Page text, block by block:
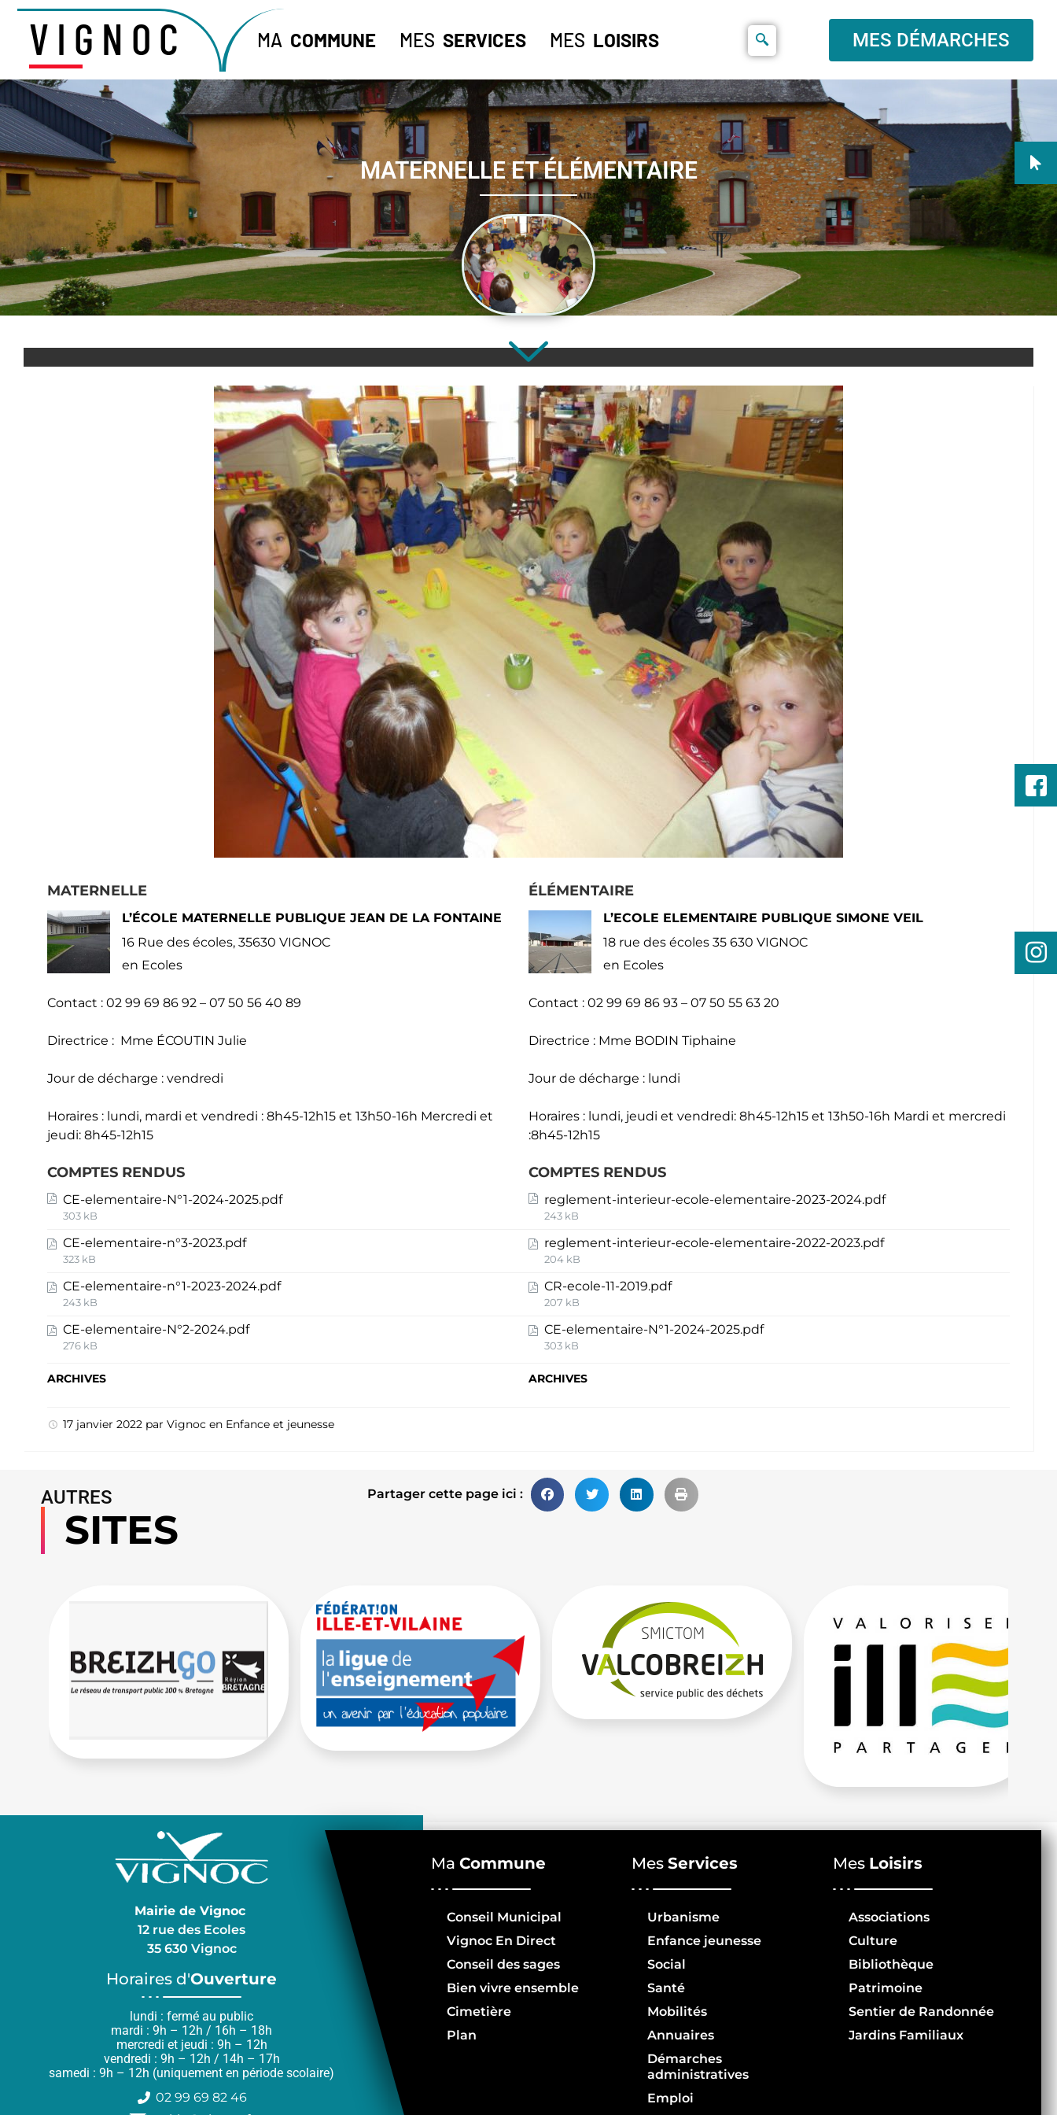
VIGNOC MA COMMUNE MES SERVICES MES LOISIRS MES DÉMARCHES
MATERNELLE ET ÉLÉMENTAIRE
MATERNELLE
L’ÉCOLE MATERNELLE PUBLIQUE JEAN DE LA FONTAINE
16 Rue des écoles, 35630 VIGNOC
en Ecoles
Contact : 02 99 69 86 92 – 07 50 56 40 89
Directrice : Mme ÉCOUTIN Julie
Jour de décharge : vendredi
Horaires : lundi, mardi et vendredi : 8h45-12h15 et 13h50-16h Mercredi et
jeudi: 8h45-12h15
COMPTES RENDUS
CE-elementaire-N°1-2024-2025.pdf
303 kB
CE-elementaire-n°3-2023.pdf
323 kB
CE-elementaire-n°1-2023-2024.pdf
243 kB
CE-elementaire-N°2-2024.pdf
276 kB
ARCHIVES
ÉLÉMENTAIRE
L’ECOLE ELEMENTAIRE PUBLIQUE SIMONE VEIL
18 rue des écoles 35 630 VIGNOC
en Ecoles
Contact : 02 99 69 86 93 – 07 50 55 63 20
Directrice : Mme BODIN Tiphaine
Jour de décharge : lundi
Horaires : lundi, jeudi et vendredi: 8h45-12h15 et 13h50-16h Mardi et mercredi
:8h45-12h15
COMPTES RENDUS
reglement-interieur-ecole-elementaire-2023-2024.pdf
243 kB
reglement-interieur-ecole-elementaire-2022-2023.pdf
204 kB
CR-ecole-11-2019.pdf
207 kB
CE-elementaire-N°1-2024-2025.pdf
303 kB
ARCHIVES
17 janvier 2022 par Vignoc en Enfance et jeunesse
Partager cette page ici :
AUTRES
SITES
Mairie de Vignoc
12 rue des Ecoles
35 630 Vignoc
Horaires d'Ouverture
lundi : fermé au public
mardi : 9h – 12h / 16h – 18h
mercredi et jeudi : 9h – 12h
vendredi : 9h – 12h / 14h – 17h
samedi : 9h – 12h (uniquement en période scolaire)
02 99 69 82 46
Ma Commune
Conseil Municipal
Vignoc En Direct
Conseil des sages
Bien vivre ensemble
Cimetière
Plan
MesServices
Urbanisme
Enfance jeunesse
Social
Santé
Mobilités
Annuaires
Démarches
administratives
Emploi
Mes Loisirs
Associations
Culture
Bibliothèque
Patrimoine
Sentier de Randonnée
Jardins Familiaux